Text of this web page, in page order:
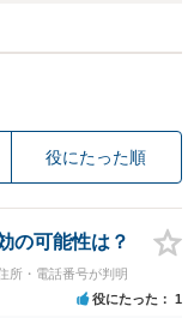
役にたった順
の可能性は？
所・電話番号が判明
役にたった 1